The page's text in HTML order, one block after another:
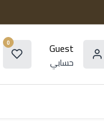
0 Guest
حسابي